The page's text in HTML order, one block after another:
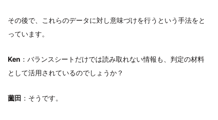
その後で、これらのデータに対し意味づけを行うという手法をと
っています。
Ken ：バランスシートだけでは読み取れない情報も、判定の材料
として活用されているのでしょうか？
薗田 ：そうです。